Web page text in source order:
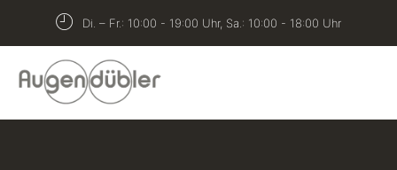
springen
Di. – Fr.: 10:00 - 19:00 Uhr, Sa.: 10:00 - 18:00 Uhr